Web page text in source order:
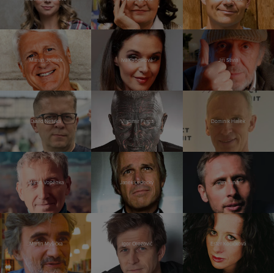
Marian Jelínek Iva Kubelková Jiří Stivín
David Netuka Vladimír Franz Dominik Hašek
Martin Vopěnka Janek Ledecký Jan Tuna
Martin Myšička Igor Orozovič Ester Kočičková